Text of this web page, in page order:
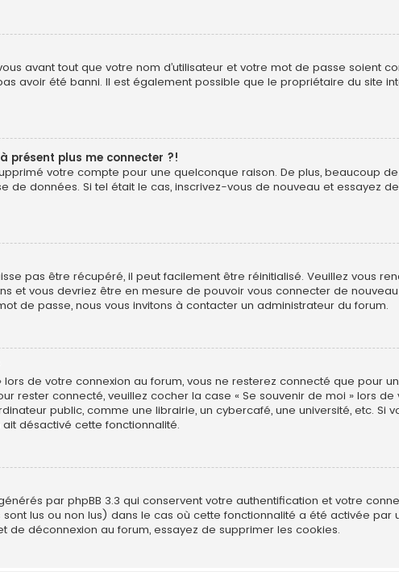
avant tout que votre nom d’utilisateur et votre mot de passe soient
avoir été banni. Il est également possible que le propriétaire du site
présent plus me connecter ?!
votre compte pour une quelconque raison. De plus, beaucoup
de données. Si tel était le cas, inscrivez-vous de nouveau et essayez
pas être récupéré, il peut facilement être réinitialisé. Veuillez vous
et vous devriez être en mesure de pouvoir vous connecter de
de passe, nous vous invitons à contacter un administrateur du forum.
de votre connexion au forum, vous ne resterez connecté que pour
rester connecté, veuillez cocher la case « Se souvenir de moi » lors
public, comme une librairie, un cybercafé, une université, etc. Si
désactivé cette fonctionnalité.
par phpBB 3.3 qui conservent votre authentification et votre
lus ou non lus) dans le cas où cette fonctionnalité a été activée par
déconnexion au forum, essayez de supprimer les cookies.